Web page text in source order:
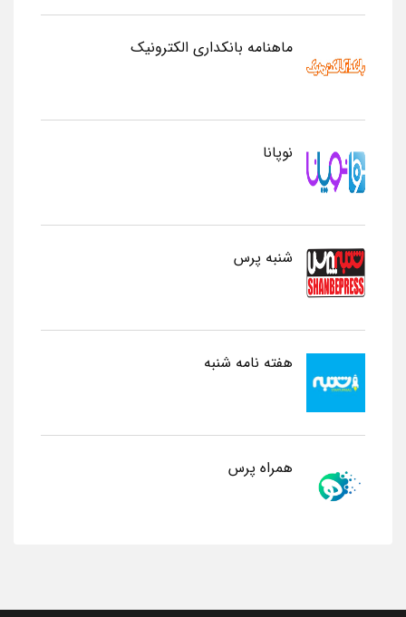
ماهنامه بانکداری الکترونیک
نوپانا
شنبه پرس
هفته نامه شنبه
همراه پرس